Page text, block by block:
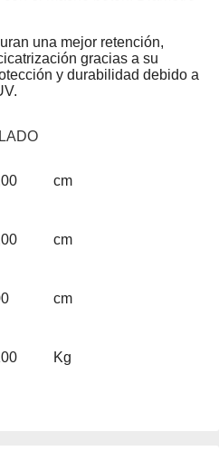
una mejor retención,
gracias a su
y durabilidad debido a
cm
cm
cm
Kg